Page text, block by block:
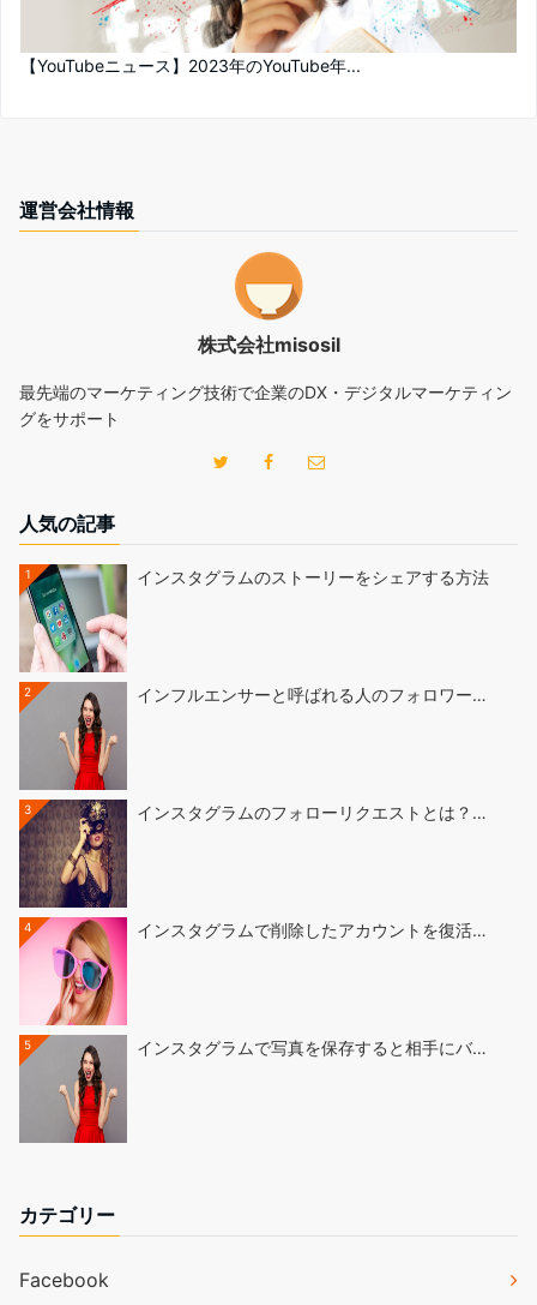
【YouTubeニュース】2023年のYouTube年...
運営会社情報
株式会社misosil
最先端のマーケティング技術で企業のDX・デジタルマーケティン
グをサポート
人気の記事
1 インスタグラムのストーリーをシェアする方法
2 インフルエンサーと呼ばれる人のフォロワー…
3 インスタグラムのフォローリクエストとは？…
4 インスタグラムで削除したアカウントを復活…
5 インスタグラムで写真を保存すると相手にバ…
カテゴリー
Facebook